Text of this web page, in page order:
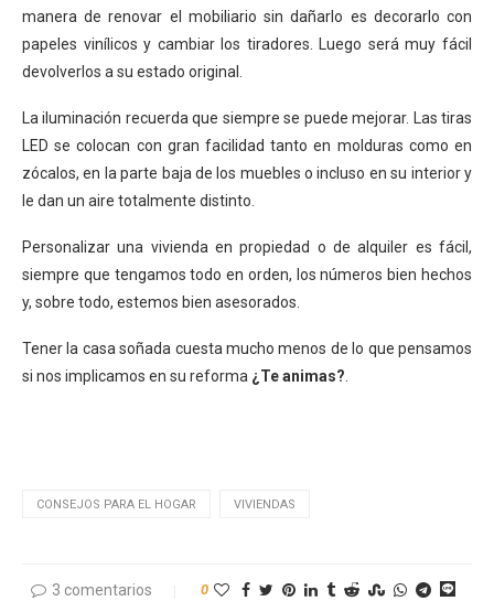
manera de renovar el mobiliario sin dañarlo es decorarlo con
papeles vinílicos y cambiar los tiradores. Luego será muy fácil
devolverlos a su estado original.
La iluminación recuerda que siempre se puede mejorar. Las tiras
LED se colocan con gran facilidad tanto en molduras como en
zócalos, en la parte baja de los muebles o incluso en su interior y
le dan un aire totalmente distinto.
Personalizar una vivienda en propiedad o de alquiler es fácil,
siempre que tengamos todo en orden, los números bien hechos
y, sobre todo, estemos bien asesorados.
Tener la casa soñada cuesta mucho menos de lo que pensamos
si nos implicamos en su reforma ¿Te animas?.
CONSEJOS PARA EL HOGAR VIVIENDAS
3 comentarios 0